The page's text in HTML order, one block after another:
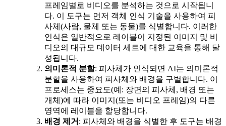
프레임별로 비디오를 분석하는 것으로 시작됩니
다. 이 도구는 먼저 객체 인식 기술을 사용하여 피
사체(사람, 물체 또는 동물)를 식별합니다. 이러한
인식은 일반적으로 레이블이 지정된 이미지 및 비
디오의 대규모 데이터 세트에 대한 교육을 통해 달
성됩니다.
의미론적 분할: 피사체가 인식되면 AI는 의미론적
분할을 사용하여 피사체와 배경을 구별합니다. 이
프로세스는 중요도(예: 장면의 피사체, 배경 또는
개체)에 따라 이미지(또는 비디오 프레임)의 다른
영역에 레이블을 할당합니다.
배경 제거 : 피사체와 배경을 식별한 후 도구는 배경